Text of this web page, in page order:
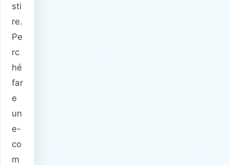
sti
re.
Pe
rc
hé
far
e
un
e-
co
m